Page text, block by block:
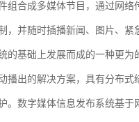
组合成多媒体节目，通过网
，并随时插播新闻、图片、
基础上发展而成的一种更为
播出的解决方案，具有分布
数字媒体信息发布系统基于